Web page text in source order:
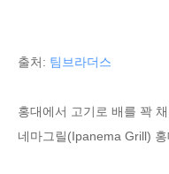
출처: 팀브라더스
홍대에서 고기로 배를 꽉
네마그릴(Ipanema Grill) 홍